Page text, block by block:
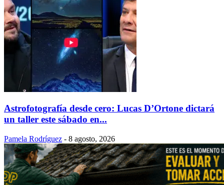
Astrofotografía desde cero: Lucas D’Ortone dictará
un taller este sábado en...
Pamela Rodríguez - 8 agosto, 2026